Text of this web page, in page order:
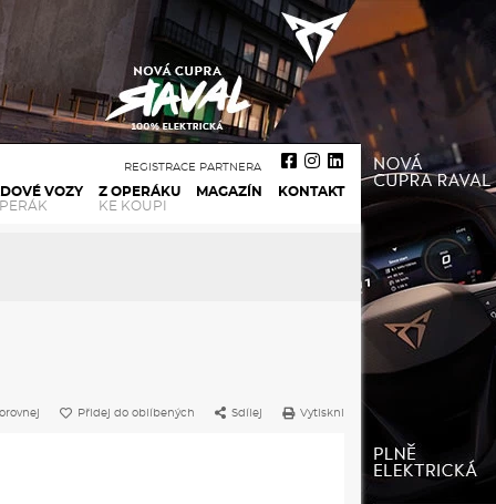
VOZY
Z OPERÁKU
KE KOUPI
MAGAZÍN KONTAKT
REGISTRACE PARTNERA
Přidej do oblíbených Sdílej Vytiskni